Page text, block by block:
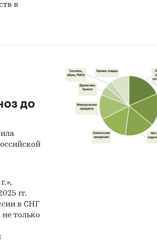
в
до
гг.
в СНГ
не только